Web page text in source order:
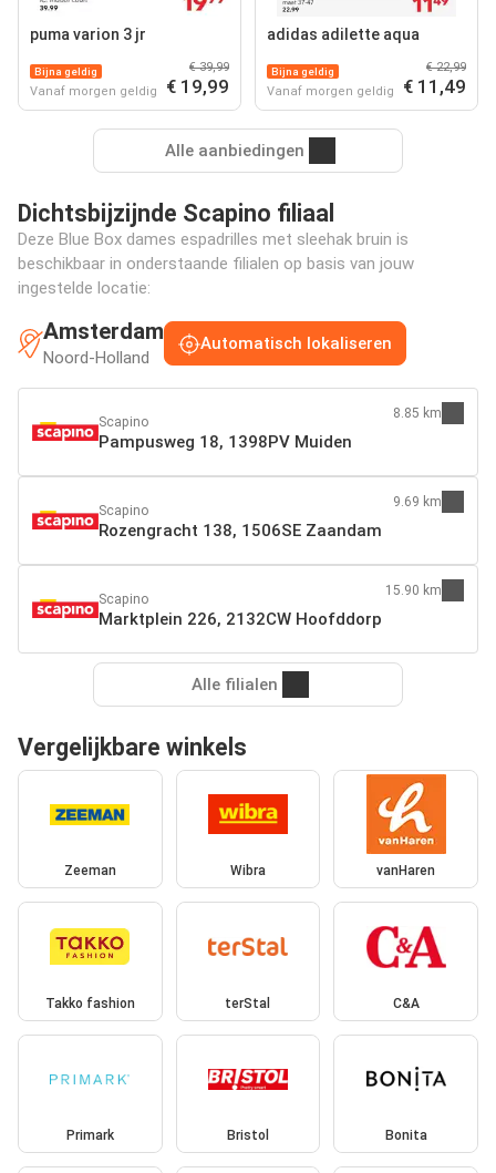
puma varion 3 jr
Bijna geldig
Vanaf morgen geldig
€ 39,99
€ 19,99
adidas adilette aqua
Bijna geldig
Vanaf morgen geldig
€ 22,99
€ 11,49
Alle aanbiedingen
Dichtsbijzijnde Scapino filiaal
Deze Blue Box dames espadrilles met sleehak bruin is
beschikbaar in onderstaande filialen op basis van jouw
ingestelde locatie:
Amsterdam
Noord-Holland
Automatisch lokaliseren
Scapino
Pampusweg 18, 1398PV Muiden
8.85 km
Scapino
Rozengracht 138, 1506SE Zaandam
9.69 km
Scapino
Marktplein 226, 2132CW Hoofddorp
15.90 km
Alle filialen
Vergelijkbare winkels
Zeeman Wibra vanHaren
Takko fashion terStal C&A
Primark Bristol Bonita